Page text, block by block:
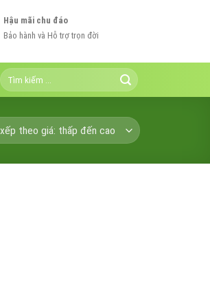
Hậu mãi chu đáo
Bảo hành và Hỗ trợ trọn đời
Tìm
kiếm: